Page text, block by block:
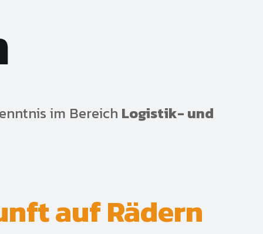
im Bereich Logistik- und
auf Rädern